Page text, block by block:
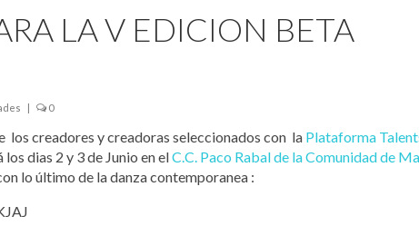
LA V EDICION BETA
| 0
los creadores y creadoras seleccionados con la Plataforma
dias 2 y 3 de Junio en elC.C. Paco Rabal de la Comunidad de
lo último de la danza contemporanea :